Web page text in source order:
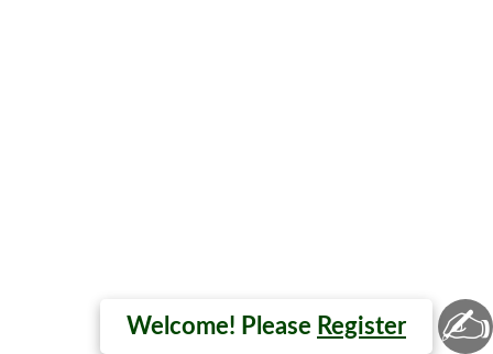
Welcome! Please Register ✍